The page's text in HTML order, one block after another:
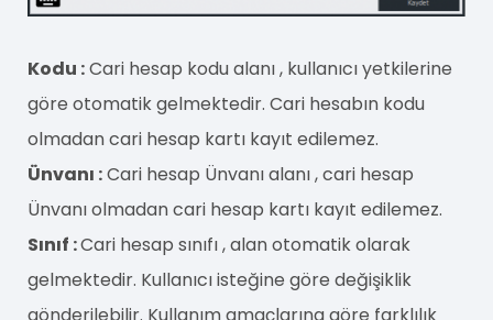
Kodu :Cari hesap kodu alanı , kullanıcı yetkilerine
göre otomatik gelmektedir. Cari hesabın kodu
olmadan cari hesap kartı kayıt edilemez.
Ünvanı :Cari hesap Ünvanı alanı , cari hesap
Ünvanı olmadan cari hesap kartı kayıt edilemez.
Sınıf :Cari hesap sınıfı , alan otomatik olarak
gelmektedir. Kullanıcı isteğine göre değişiklik
gönderilebilir. Kullanım amaçlarına göre farklılık